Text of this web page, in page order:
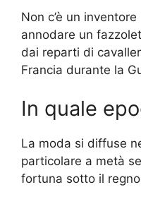
Non c’è un
annodare un
dai reparti di
Francia durante la
In quale
La moda si diffuse
particolare a metà
fortuna sotto il